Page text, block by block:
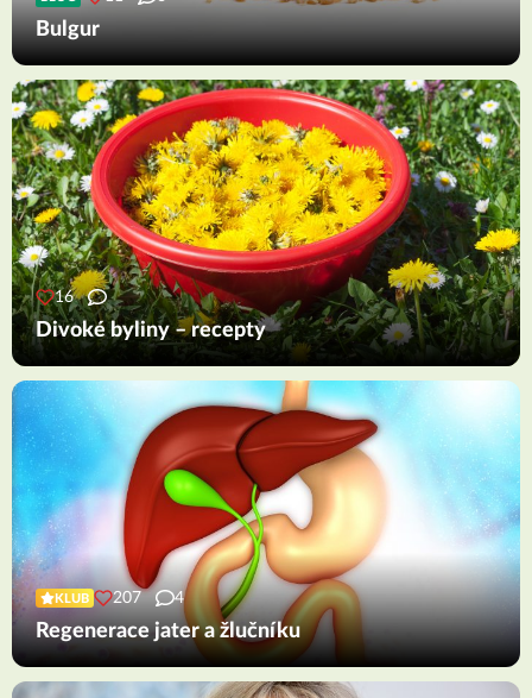
Bulgur
16
Divoké byliny – recepty
KLUB 207 4
Regenerace jater a žlučníku